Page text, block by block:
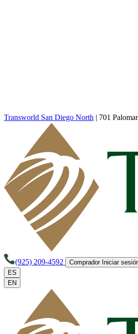
Transworld San Diego North | 701
(925) 209-4592 Comprador Iniciar
ES
EN